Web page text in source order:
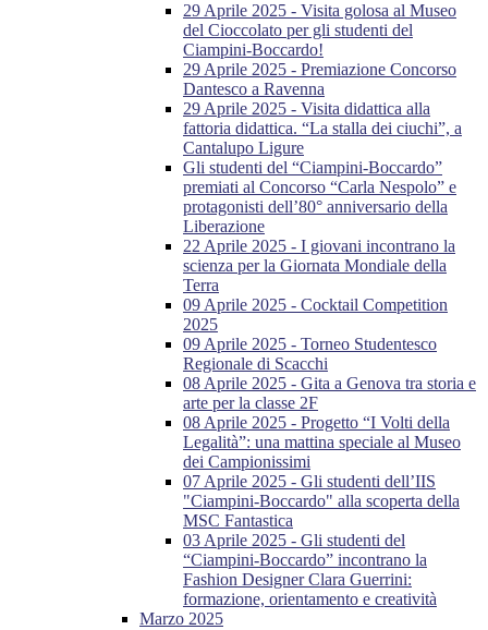
29 Aprile 2025 - Visita golosa al Museo
del Cioccolato per gli studenti del
Ciampini-Boccardo!
29 Aprile 2025 - Premiazione Concorso
Dantesco a Ravenna
29 Aprile 2025 - Visita didattica alla
fattoria didattica. “La stalla dei ciuchi”, a
Cantalupo Ligure
Gli studenti del “Ciampini-Boccardo”
premiati al Concorso “Carla Nespolo” e
protagonisti dell’80° anniversario della
Liberazione
22 Aprile 2025 - I giovani incontrano la
scienza per la Giornata Mondiale della
Terra
09 Aprile 2025 - Cocktail Competition
2025
09 Aprile 2025 - Torneo Studentesco
Regionale di Scacchi
08 Aprile 2025 - Gita a Genova tra storia e
arte per la classe 2F
08 Aprile 2025 - Progetto “I Volti della
Legalità”: una mattina speciale al Museo
dei Campionissimi
07 Aprile 2025 - Gli studenti dell’IIS
"Ciampini-Boccardo" alla scoperta della
MSC Fantastica
03 Aprile 2025 - Gli studenti del
“Ciampini-Boccardo” incontrano la
Fashion Designer Clara Guerrini:
formazione, orientamento e creatività
Marzo 2025